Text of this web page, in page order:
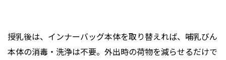
授乳後は、インナーバッグ本体を取り替えれば、哺乳びん
本体の消毒・洗浄は不要。外出時の荷物を減らせるだけで